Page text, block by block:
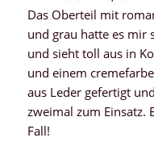
Das Oberteil mit
und grau hatte es mir
und sieht toll aus in
und einem
aus Leder gefertigt
zweimal zum Einsatz.
Fall!